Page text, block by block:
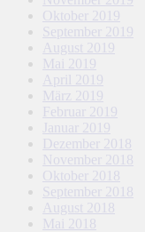
Oktober 2019
September 2019
August 2019
Mai 2019
April 2019
März 2019
Februar 2019
Januar 2019
Dezember 2018
November 2018
Oktober 2018
September 2018
August 2018
Mai 2018